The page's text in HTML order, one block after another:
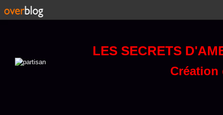
LES SECRETS
Création